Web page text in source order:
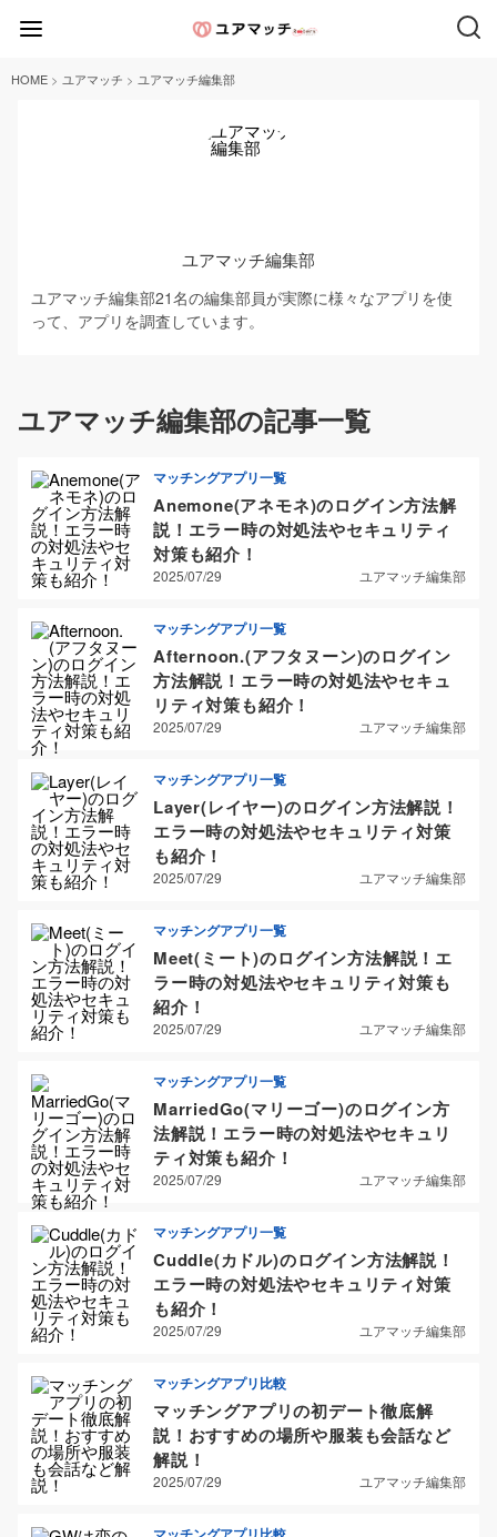
HOME > ユアマッチ > ユアマッチ編集部
ユアマッチ編集部
ユアマッチ編集部21名の編集部員が実際に様々なアプリを使
って、アプリを調査しています。
ユアマッチ編集部の記事一覧
マッチングアプリ一覧
Anemone(アネモネ)のログイン方法解
説！エラー時の対処法やセキュリティ
対策も紹介！
2025/07/29 ユアマッチ編集部
マッチングアプリ一覧
Afternoon.(アフタヌーン)のログイン
方法解説！エラー時の対処法やセキュ
リティ対策も紹介！
2025/07/29 ユアマッチ編集部
マッチングアプリ一覧
Layer(レイヤー)のログイン方法解説！
エラー時の対処法やセキュリティ対策
も紹介！
2025/07/29 ユアマッチ編集部
マッチングアプリ一覧
Meet(ミート)のログイン方法解説！エ
ラー時の対処法やセキュリティ対策も
紹介！
2025/07/29 ユアマッチ編集部
マッチングアプリ一覧
MarriedGo(マリーゴー)のログイン方
法解説！エラー時の対処法やセキュリ
ティ対策も紹介！
2025/07/29 ユアマッチ編集部
マッチングアプリ一覧
Cuddle(カドル)のログイン方法解説！
エラー時の対処法やセキュリティ対策
も紹介！
2025/07/29 ユアマッチ編集部
マッチングアプリ比較
マッチングアプリの初デート徹底解
説！おすすめの場所や服装も会話など
解説！
2025/07/29 ユアマッチ編集部